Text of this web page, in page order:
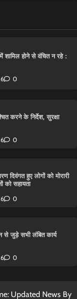
शामिल होने से वंचित न रहे :
0
करने के निर्देश, सुरक्षा
0
हुए लोगों को मोरारी
को सहायता
0
से जुड़े सभी लंबित कार्य
0
Updated News By